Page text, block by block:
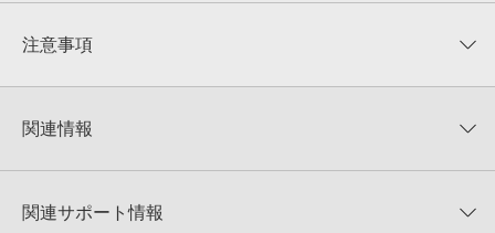
★★★★★
★5
★4
★1
0%
注意事項
KONTAKTフォーマットは、
でお使いいただけます。無償版のKONTAKT PLAYERではお使いい
4GBを超えるデータに関するご注意：
FAT32でフォーマットされた
関連情報
FUTURE EDMのサポート情報
関連サポート情報